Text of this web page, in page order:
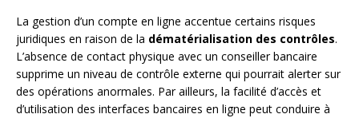
La gestion d’un compte en ligne accentue certains risques
juridiques en raison de la dématérialisation des contrôles.
L’absence de contact physique avec un conseiller bancaire
supprime un niveau de contrôle externe qui pourrait alerter sur
des opérations anormales. Par ailleurs, la facilité d’accès et
d’utilisation des interfaces bancaires en ligne peut conduire à